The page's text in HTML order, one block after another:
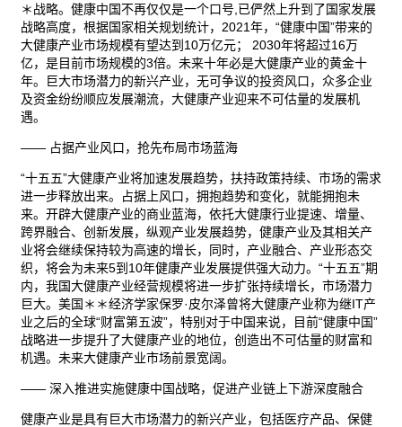
＊战略。健康中国不再仅仅是一个口号,已俨然上升到了国家发展
战略高度，根据国家相关规划统计，2021年，“健康中国”带来的
大健康产业市场规模有望达到10万亿元； 2030年将超过16万
亿，是目前市场规模的3倍。未来十年必是大健康产业的黄金十
年。巨大市场潜力的新兴产业，无可争议的投资风口，众多企业
及资金纷纷顺应发展潮流，大健康产业迎来不可估量的发展机
遇。
—— 占据产业风口，抢先布局市场蓝海
“十五五”大健康产业将加速发展趋势，扶持政策持续、市场的需求
进一步释放出来。占据上风口，拥抱趋势和变化，就能拥抱未
来。开辟大健康产业的商业蓝海，依托大健康行业提速、增量、
跨界融合、创新发展，纵观产业发展趋势，健康产业及其相关产
业将会继续保持较为高速的增长，同时，产业融合、产业形态交
织，将会为未来5到10年健康产业发展提供强大动力。“十五五”期
内，我国大健康产业经营规模将进一步扩张持续增长，市场潜力
巨大。美国＊＊经济学家保罗·皮尔泽曾将大健康产业称为继IT产
业之后的全球“财富第五波”，特别对于中国来说，目前“健康中国”
战略进一步提升了大健康产业的地位，创造出不可估量的财富和
机遇。未来大健康产业市场前景宽阔。
—— 深入推进实施健康中国战略，促进产业链上下游深度融合
健康产业是具有巨大市场潜力的新兴产业，包括医疗产品、 保健